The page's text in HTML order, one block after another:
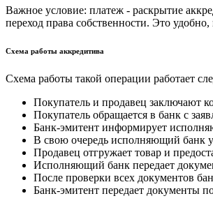
Важное условие: платеж - раскрытие
переход права собственности. Это
Схема работы аккредитива
Схема работы такой операции работает
Покупатель и продавец заключают
Покупатель обращается в банк с
Банк-эмитент информирует
В свою очередь исполняющий банк
Продавец отгружает товар и
Исполняющий банк передает
После проверки всех документов
Банк-эмитент передает документы